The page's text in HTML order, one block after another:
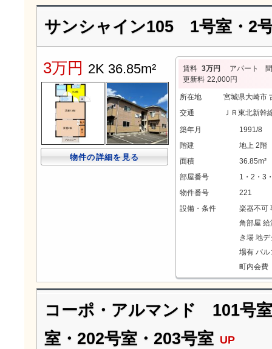
サンシャイン105 1号室・2
3万円 2K 36.85m²
物件の詳細を見る
賃料 3万円 アパート
更新料 22,000円
所在地
宮城県大崎市
交通
ＪＲ東北新幹
築年月
1991/8
階建
地上 2階
面積
36.85m²
部屋番号
1・2・3
物件番号
221
設備・条件
楽器不可
角部屋 給
き場 地デ
場有 バル
町内会
コーポ・アルマンド 101号
室・202号室・203号室 UP